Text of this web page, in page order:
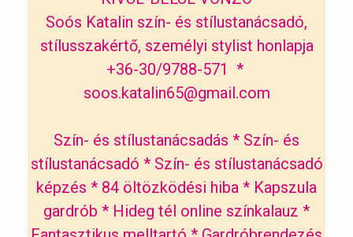
Soós Katalin szín- és stílustanácsadó,
stílusszakértő, személyi stylist honlapja
+36-30/9788-571 *
soos.katalin65@gmail.com
Szín- és stílustanácsadás * Szín- és
stílustanácsadó * Szín- és stílustanácsadó
képzés * 84 öltözködési hiba * Kapszula
gardrób * Hideg tél online színkalauz *